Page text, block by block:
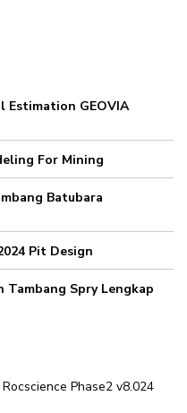
Estimation GEOVIA
For Mining
Batubara
Pit Design
Spry Lengkap
Phase2 v8.024